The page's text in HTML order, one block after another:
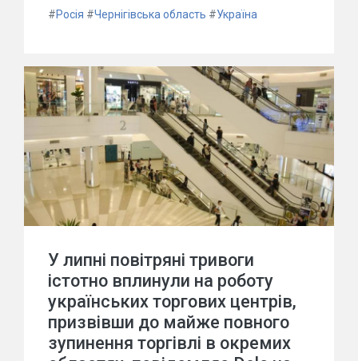
#Росія #Чернігівська область #Україна
У липні повітряні тривоги
істотно вплинули на роботу
українських торгових центрів,
призвівши до майже повного
зупинення торгівлі в окремих